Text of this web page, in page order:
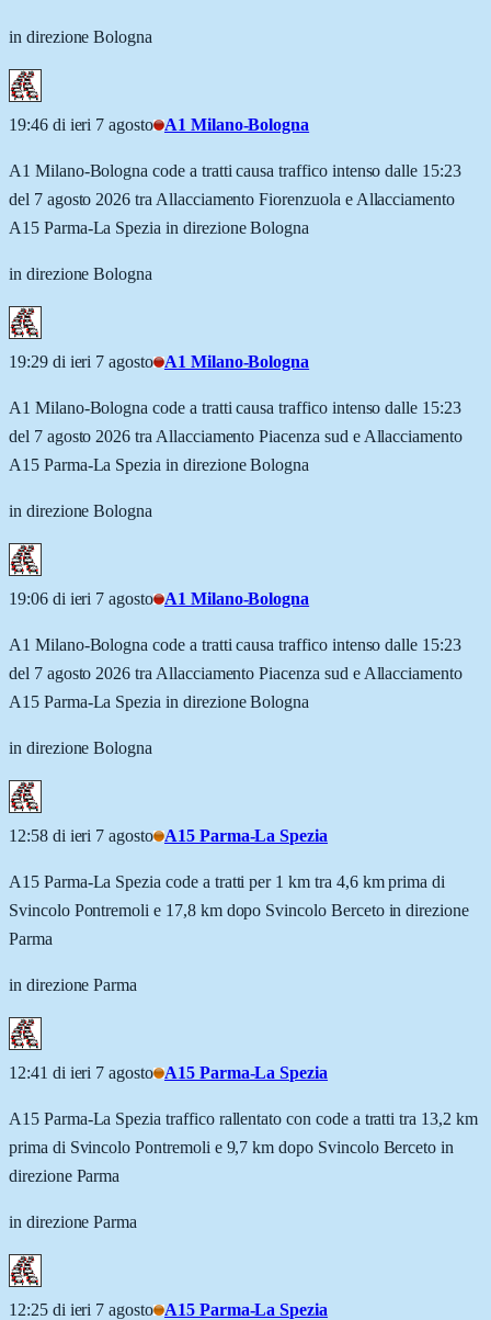
in direzione Bologna
19:46 di ieri 7 agosto A1 Milano-Bologna
A1 Milano-Bologna code a tratti causa traffico intenso dalle 15:23
del 7 agosto 2026 tra Allacciamento Fiorenzuola e Allacciamento
A15 Parma-La Spezia in direzione Bologna
in direzione Bologna
19:29 di ieri 7 agosto A1 Milano-Bologna
A1 Milano-Bologna code a tratti causa traffico intenso dalle 15:23
del 7 agosto 2026 tra Allacciamento Piacenza sud e Allacciamento
A15 Parma-La Spezia in direzione Bologna
in direzione Bologna
19:06 di ieri 7 agosto A1 Milano-Bologna
A1 Milano-Bologna code a tratti causa traffico intenso dalle 15:23
del 7 agosto 2026 tra Allacciamento Piacenza sud e Allacciamento
A15 Parma-La Spezia in direzione Bologna
in direzione Bologna
12:58 di ieri 7 agosto A15 Parma-La Spezia
A15 Parma-La Spezia code a tratti per 1 km tra 4,6 km prima di
Svincolo Pontremoli e 17,8 km dopo Svincolo Berceto in direzione
Parma
in direzione Parma
12:41 di ieri 7 agosto A15 Parma-La Spezia
A15 Parma-La Spezia traffico rallentato con code a tratti tra 13,2 km
prima di Svincolo Pontremoli e 9,7 km dopo Svincolo Berceto in
direzione Parma
in direzione Parma
12:25 di ieri 7 agosto A15 Parma-La Spezia